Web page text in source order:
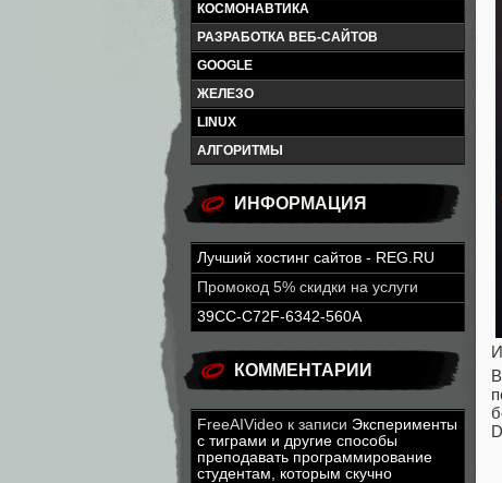
КОСМОНАВТИКА
РАЗРАБОТКА ВЕБ-САЙТОВ
GOOGLE
ЖЕЛЕЗО
LINUX
АЛГОРИТМЫ
ИНФОРМАЦИЯ
Лучший хостинг сайтов - REG.RU
Промокод 5% скидки на услуги
39CC-C72F-6342-560A
КОММЕНТАРИИ
FreeAIVideo к записи Эксперименты
с тиграми и другие способы
преподавать программирование
студентам, которым скучно